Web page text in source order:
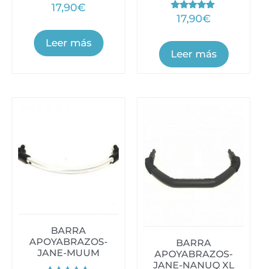
17,90€
Leer más
Valorado
con
de 5
17,90€
Leer más
BARRA
APOYABRAZOS-
JANE-MUUM
BARRA
APOYABRAZOS-
JANE-NANUQ XL